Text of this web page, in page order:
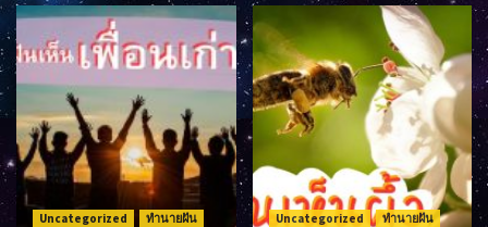
Uncategorized ทำนายฝัน Uncategorized ทำนายฝัน